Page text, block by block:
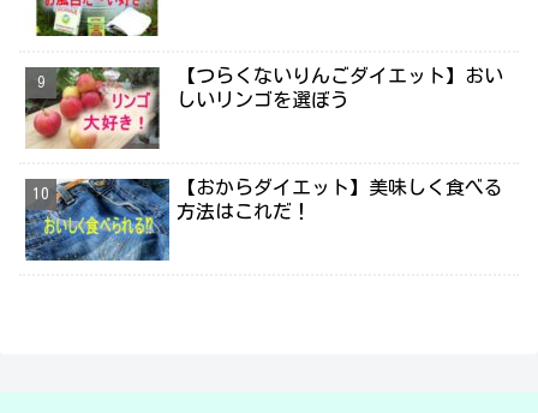
【つらくないりんごダイエット】おい
しいリンゴを選ぼう
【おからダイエット】美味しく食べる
方法はこれだ！